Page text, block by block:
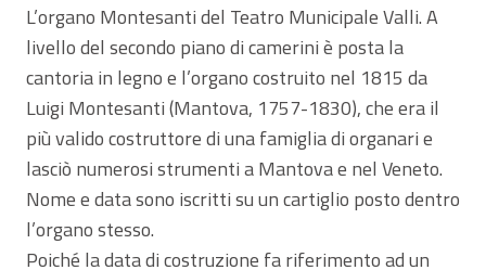
L’organo Montesanti del Teatro Municipale Valli. A
livello del secondo piano di camerini è posta la
cantoria in legno e l’organo costruito nel 1815 da
Luigi Montesanti (Mantova, 1757-1830), che era il
più valido costruttore di una famiglia di organari e
lasciò numerosi strumenti a Mantova e nel Veneto.
Nome e data sono iscritti su un cartiglio posto dentro
l’organo stesso.
Poiché la data di costruzione fa riferimento ad un